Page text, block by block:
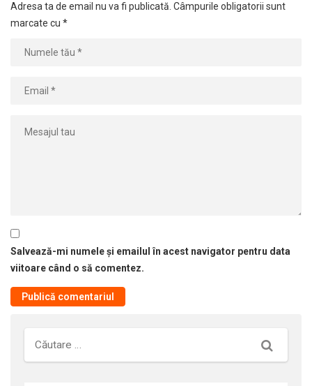
Adresa ta de email nu va fi publicată. Câmpurile obligatorii sunt
marcate cu *
Salvează-mi numele și emailul în acest navigator pentru data
viitoare când o să comentez.
Căutare